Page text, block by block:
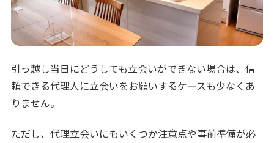
引っ越し当日にどうしても立会いができない場合は、信
頼できる代理人に立会いをお願いするケースも少なくあ
りません。
ただし、代理立会いにもいくつか注意点や事前準備が必